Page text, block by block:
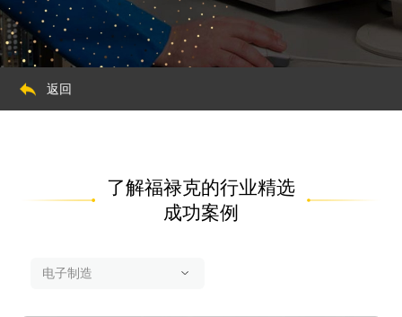
返回
了解福禄克的行业精选
成功案例